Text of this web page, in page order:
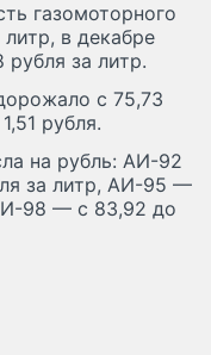
газомоторного
в декабре
рубля за литр.
с 75,73
рубля.
на рубль: АИ-92
за литр, АИ-95 —
98 — с 83,92 до